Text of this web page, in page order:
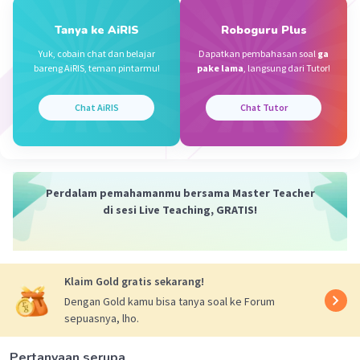
Level 100
12,5% = 0,125
(0 Balas
Tanya ke AiRIS
Yuk, cobain chat dan belajar
bareng AiRIS, teman pintarmu!
Chat AiRIS
Roboguru Plus
Dapatkan pembahasan soal ga
pake lama, langsung dari Tutor!
Chat Tutor
Perdalam pemahamanmu bersama Master Teacher
di sesi Live Teaching, GRATIS!
Klaim Gold gratis sekarang!
Dengan Gold kamu bisa tanya soal ke Forum
sepuasnya, lho.